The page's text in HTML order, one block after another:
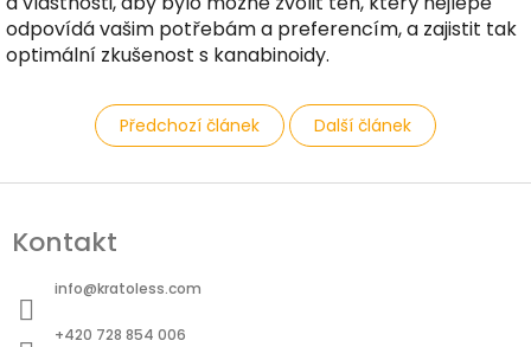
odpovídá vašim potřebám a preferencím, a zajistit tak
optimální zkušenost s kanabinoidy.
Předchozí článek Další článek
á
p
Kontakt
info@kratoless.com
+420 728 854 006